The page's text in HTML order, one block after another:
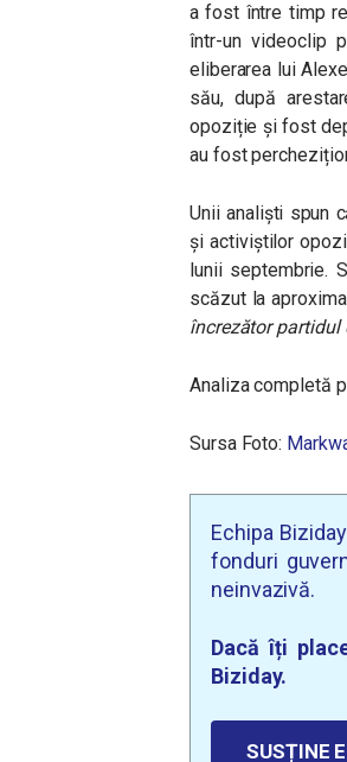
a fost între timp
într-un videoclip
eliberarea lui
său, după
opoziție și fost
au fost
Unii analiști spun
și activiștilor
lunii septembrie.
scăzut la
încrezător partidul
Analiza completă
Sursa Foto:
Echipa
fonduri
neinvazivă.
Dacă îți
Biziday.
SUSȚINE